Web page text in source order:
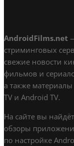
AndroidFilms.net
стриминговых
свежие новости
фильмов и
а также
TV и Android TV.
На сайте вы
обзоры
по настройке